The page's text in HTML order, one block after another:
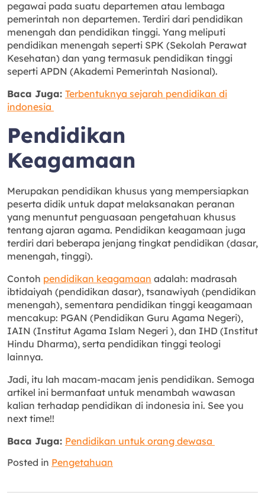
pegawai pada suatu departemen atau lembaga
pemerintah non departemen. Terdiri dari pendidikan
menengah dan pendidikan tinggi. Yang meliputi
pendidikan menengah seperti SPK (Sekolah Perawat
Kesehatan) dan yang termasuk pendidikan tinggi
seperti APDN (Akademi Pemerintah Nasional).
Baca Juga: Terbentuknya sejarah pendidikan di
indonesia
Pendidikan
Keagamaan
Merupakan pendidikan khusus yang mempersiapkan
peserta didik untuk dapat melaksanakan peranan
yang menuntut penguasaan pengetahuan khusus
tentang ajaran agama. Pendidikan keagamaan juga
terdiri dari beberapa jenjang tingkat pendidikan (dasar,
menengah, tinggi).
Contoh pendidikan keagamaan adalah: madrasah
ibtidaiyah (pendidikan dasar), tsanawiyah (pendidikan
menengah), sementara pendidikan tinggi keagamaan
mencakup: PGAN (Pendidikan Guru Agama Negeri),
IAIN (Institut Agama Islam Negeri ), dan IHD (Institut
Hindu Dharma), serta pendidikan tinggi teologi
lainnya.
Jadi, itu lah macam-macam jenis pendidikan. Semoga
artikel ini bermanfaat untuk menambah wawasan
kalian terhadap pendidikan di indonesia ini. See you
next time!!
Baca Juga: Pendidikan untuk orang dewasa
Posted in Pengetahuan